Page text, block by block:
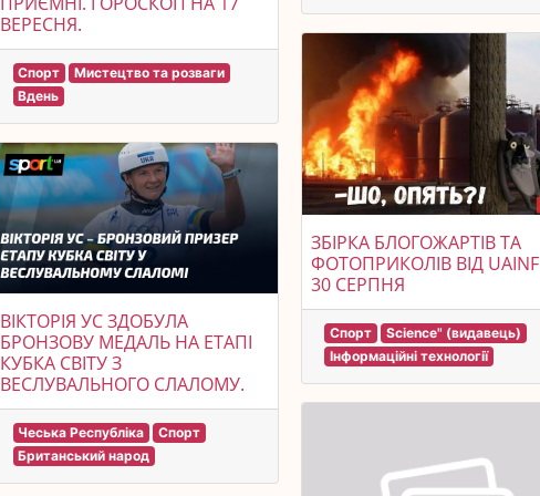
ВЕРЕСНЯ.
Спорт
Мистецтво та розваги
Вдень
ВІКТОРІЯ УС ЗДОБУЛА
БРОНЗОВУ МЕДАЛЬ НА ЕТАПІ
КУБКА СВІТУ З
ВЕСЛУВАЛЬНОГО СЛАЛОМУ.
Чеська Республіка
Спорт
Британський народ
ЗБІРКА БЛОГОЖАРТІВ ТА
ФОТОПРИКОЛІВ ВІД
30 СЕРПНЯ
Спорт
Science" (видавець)
Інформаційні технології